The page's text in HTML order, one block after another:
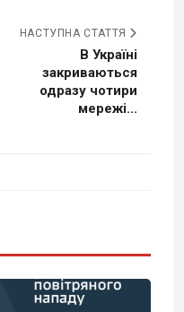
НАСТУПНА СТАТТЯ
В Україні
закриваються
одразу чотири
мережі...